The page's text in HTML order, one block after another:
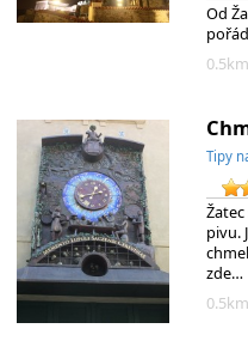
Od
0.5km
Tipy
pivu.
zde…
0.5km